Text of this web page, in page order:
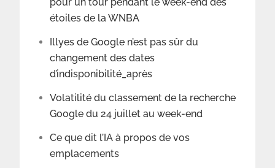
étoiles de la WNBA
Illyes de Google n’est pas sûr du
changement des dates
d’indisponibilité_après
Volatilité du classement de la recherche
Google du 24 juillet au week-end
Ce que dit l’IA à propos de vos
emplacements